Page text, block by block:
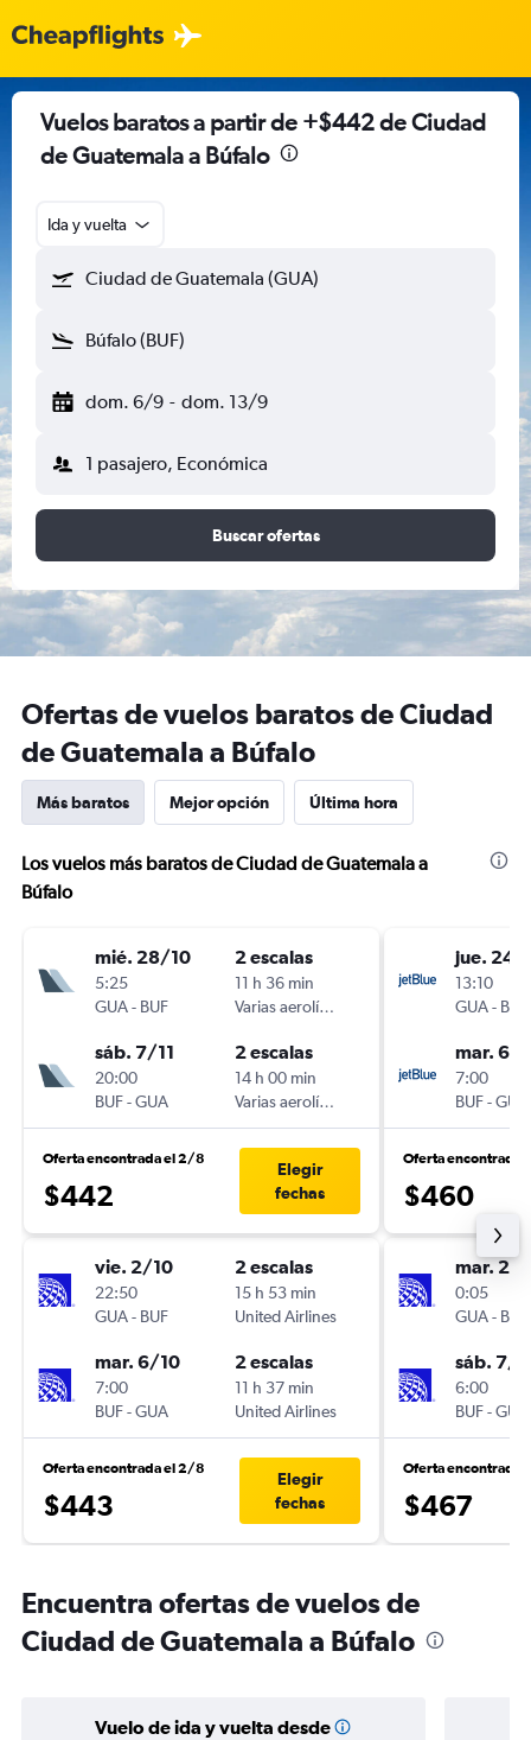
Vuelos baratos a partir de +$442 de Ciudad
de Guatemala a Búfalo
Ida y vuelta
Ciudad de Guatemala (GUA)
Búfalo (BUF)
dom. 6/9 - dom. 13/9
1 pasajero, Económica
Buscar ofertas
Ofertas de vuelos baratos de Ciudad
de Guatemala a Búfalo
Más baratos Mejor opción Última hora
Los vuelos más baratos de Ciudad de Guatemala a
Búfalo
mié. 28/10
5:25
GUA- BUF
2 escalas
11 h 36 min
Varias aerolíneas
sáb. 7/11
20:00
BUF-GUA
2 escalas
14 h 00 min
Varias aerolíneas
Oferta encontrada el 2/8
$442
Elegir
fechas
vie. 2/10
22:50
GUA- BUF
2 escalas
15 h 53 min
United Airlines
mar. 6/10
7:00
BUF-GUA
2 escalas
11 h 37 min
United Airlines
Oferta encontrada el 2/8
$443
Elegir
fechas
jue. 24/
13:10
GUA- BUF
mar. 6/
7:00
BUF-GUA
Oferta encontrada
$460
mar.
0:05
GUA- BUF
sáb. 7/
6:00
BUF-GUA
Oferta encontrada
$467
Encuentra ofertas de vuelos de
Ciudad de Guatemala a Búfalo
Vuelo de ida y vuelta desde